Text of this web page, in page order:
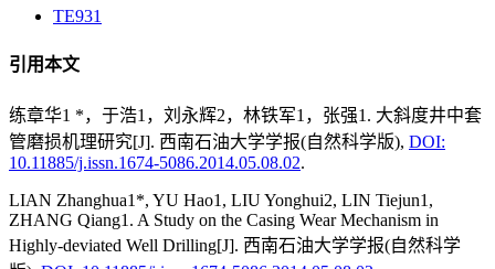
TE931
引用本文
练章华1 *，于浩1，刘永辉2，林铁军1，张强1. 大斜度井中套
管磨损机理研究[J]. 西南石油大学学报(自然科学版), DOI:
10.11885/j.issn.1674-5086.2014.05.08.02.
LIAN Zhanghua1*, YU Hao1, LIU Yonghui2, LIN Tiejun1,
ZHANG Qiang1. A Study on the Casing Wear Mechanism in
Highly-deviated Well Drilling[J]. 西南石油大学学报(自然科学